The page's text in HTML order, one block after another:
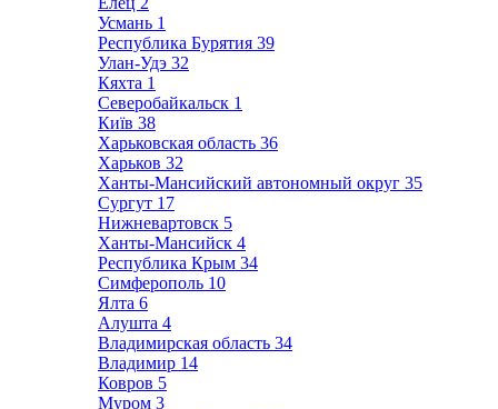
Усмань 1
Республика Бурятия 39
Улан-Удэ 32
Кяхта 1
Северобайкальск 1
Київ 38
Харьковская область 36
Харьков 32
Ханты-Мансийский автономный округ 35
Сургут 17
Нижневартовск 5
Ханты-Мансийск 4
Республика Крым 34
Симферополь 10
Ялта 6
Алушта 4
Владимирская область 34
Владимир 14
Ковров 5
Муром 3